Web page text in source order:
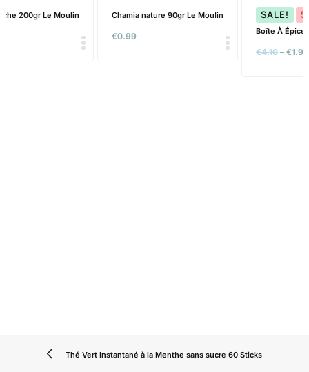
200gr Le Moulin
€0.99
Chamia nature 90gr Le Moulin
€4.10–€1.90
Boîte À
SALE!
Thé Vert Instantané à la Menthe sans sucre 60 Sticks